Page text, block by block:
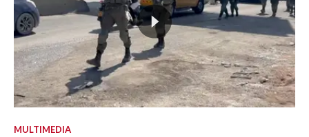
MULTIMEDIA